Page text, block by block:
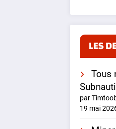
LES
Tous
par
19 mai